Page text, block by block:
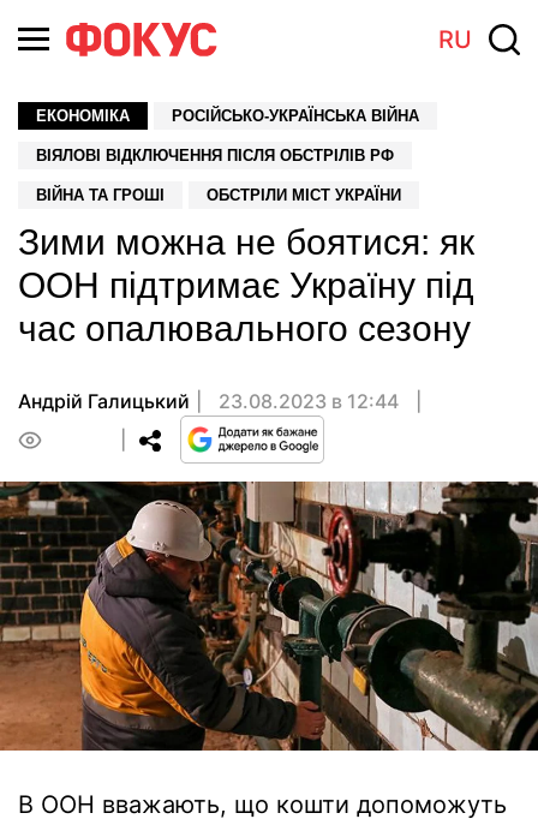
RU
ЕКОНОМІКА РОСІЙСЬКО-УКРАЇНСЬКА ВІЙНА
ВІЯЛОВІ ВІДКЛЮЧЕННЯ ПІСЛЯ ОБСТРІЛІВ РФ
ВІЙНА ТА ГРОШІ ОБСТРІЛИ МІСТ УКРАЇНИ
Зими можна не боятися: як
ООН підтримає Україну під
час опалювального сезону
Андрiй Галицький
23.08.2023 в 12:44
В ООН вважають, що кошти допоможуть